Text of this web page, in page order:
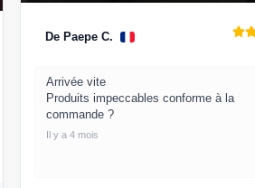
De Paepe C.
Arrivée vite
Produits impeccables conforme à la
commande ?
Il y a 4 mois